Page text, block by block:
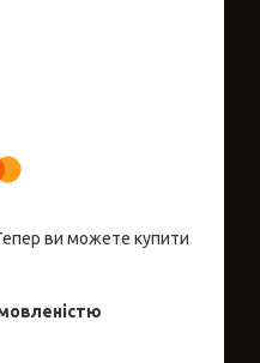
ви можете купити